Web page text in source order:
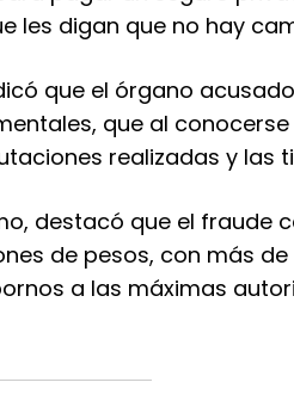
les digan que no hay
que el órgano
que al
realizadas y las
destacó que el fraude
de pesos, con más
a las máximas